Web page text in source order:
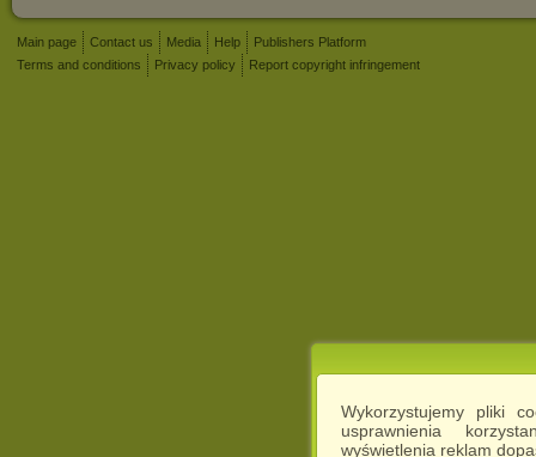
Wykorzystujemy pliki
usprawnienia
wyświetlenia reklam
Main page Contact us Media Help
Publishers Platform
Terms and conditions
Privacy policy Report copyright infringement